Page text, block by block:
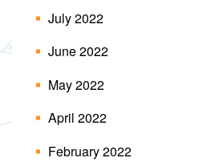
July 2022
June 2022
May 2022
April 2022
February 2022